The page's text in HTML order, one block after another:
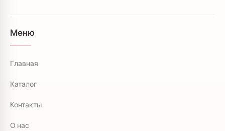
Меню
Главная
Каталог
Контакты
О нас